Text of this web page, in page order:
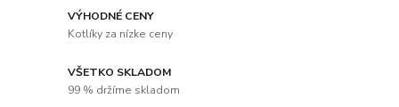
VÝHODNÉ CENY
Kotlíky za nízke ceny
VŠETKO SKLADOM
99 % držíme skladom